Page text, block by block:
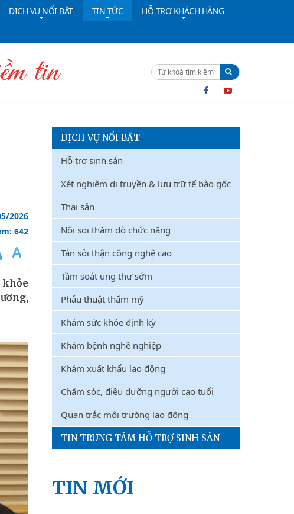
DỊCH VỤ NỔI BẬT TIN TỨC
HỖ TRỢ KHÁCH HÀNG
2026
642
khỏe
DỊCH VỤ NỔI BẬT
Hỗ trợ sinh sản
Xét nghiệm di truyền & lưu trữ tế bào gốc
Thai sản
Nội soi thăm dò chức năng
Tán sỏi thận công nghệ cao
Tầm soát ung thư sớm
Phẫu thuật thẩm mỹ
Khám sức khỏe định kỳ
Khám bệnh nghề nghiệp
Khám xuất khẩu lao động
Chăm sóc, điều dưỡng người cao tuổi
Quan trắc môi trường lao động
TIN TRUNG TÂM HỖ TRỢ SINH SẢN
TIN MỚI